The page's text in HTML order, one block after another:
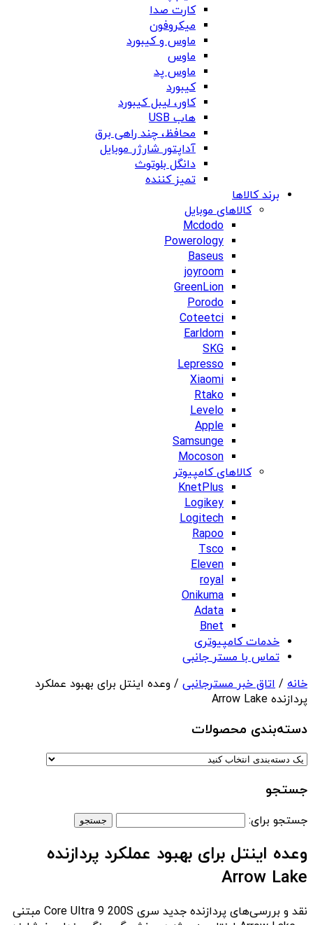
کارت صدا
میکروفون
ماوس و کیبورد
ماوس
ماوس پد
کیبورد
کاور، لیبل کیبورد
هاب USB
محافظ، چند راهی برق
آداپتور شارژر موبایل
دانگل بلوتوث
تمیز کننده
برند کالاها
کالاهای موبایل
Mcdodo
Powerology
Baseus
joyroom
GreenLion
Porodo
Coteetci
Earldom
SKG
Lepresso
Xiaomi
Rtako
Levelo
Apple
Samsunge
Mocoson
کالاهای کامپیوتر
KnetPlus
Logikey
Logitech
Rapoo
Tsco
Eleven
royal
Onikuma
Adata
Bnet
خدمات کامپیوتری
تماس با مستر جانبی
خانه / اتاق خبر مسترجانبی / وعده اینتل برای بهبود عملکرد
پردازنده‌ Arrow Lake
دسته‌بندی‌ محصولات
جستجو
جستجو برای:
وعده اینتل برای بهبود عملکرد پردازنده‌
Arrow Lake
نقد و بررسی‌های پردازنده جدید سری Core Ultra 9 200S مبتنی